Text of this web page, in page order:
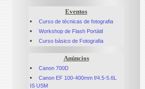
Eventos
Curso de técnicas de fotografia
Workshop de Flash Portàtil
Curso básico de Fotografia
Anúncios
Canon 700D
Canon EF 100-400mm f/4.5-5.6L
IS USM